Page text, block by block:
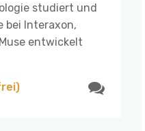
studiert und
bei Interaxon,
entwickelt